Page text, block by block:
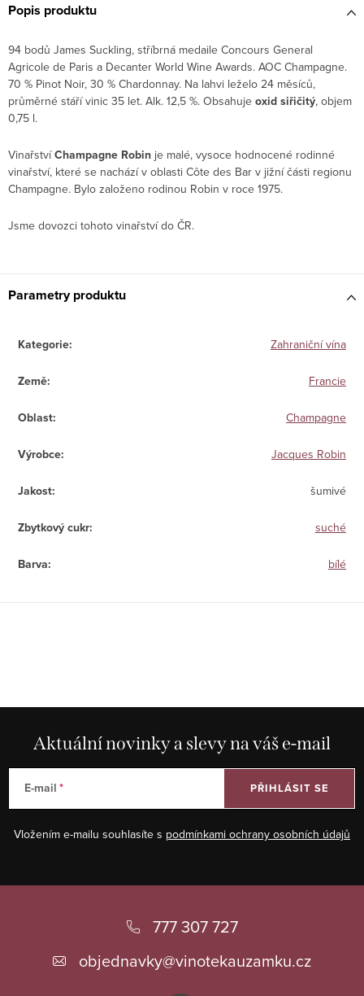
Popis produktu
94 bodů James Suckling, stříbrná medaile Concours General
Agricole de Paris a Decanter World Wine Awards. AOC Champagne.
70 % Pinot Noir, 30 % Chardonnay. Na lahvi leželo 24 měsíců,
průměrné stáří vinic 35 let. Alk. 12,5 %. Obsahuje oxid siřičitý, objem
0,75 l.
VinařstvíChampagne Robin je malé, vysoce hodnocené rodinné
vinařství, které se nachází v oblasti Côte des Bar v jižní části regionu
Champagne. Bylo založeno rodinou Robin v roce 1975.
Jsme dovozci tohoto vinařství do ČR.
Parametry produktu
Kategorie: Zahraniční vína
Země: Francie
Oblast: Champagne
Výrobce: Jacques Robin
Jakost: šumivé
Zbytkový cukr: suché
Barva: bílé
Aktuální novinky a slevy na váš e-mail
E-mail
Vložením e-mailu souhlasíte s podmínkami ochrany osobních údajů
PŘIHLÁSIT SE
777 307 727
objednavky@vinotekauzamku.cz